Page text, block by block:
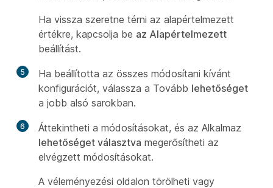
Ha vissza szeretne térni az alapértelmezett
értékre, kapcsolja be az Alapértelmezett
beállítást.
5
Ha beállította az összes módosítani kívánt
konfigurációt, válassza a Tovább lehetőséget
a jobb alsó sarokban.
6
Áttekintheti a módosításokat, és az Alkalmaz
lehetőséget választva megerősítheti az
elvégzett módosításokat.
A véleményezési oldalon törölheti vagy